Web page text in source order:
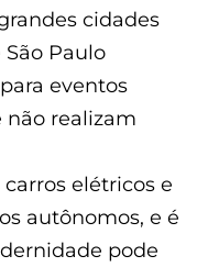
cidades
Paulo
eventos
realizam
elétricos e
autônomos, e é
pode